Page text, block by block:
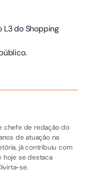
L3 do Shopping
chefe de redação do
de atuação na
já contribuiu com
hoje se destaca
se.